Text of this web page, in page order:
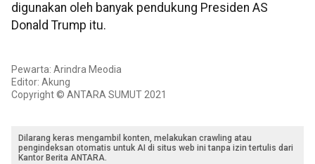
digunakan oleh banyak pendukung Presiden AS
Donald Trump itu.
Pewarta: Arindra Meodia
Editor: Akung
Copyright © ANTARA SUMUT 2021
Dilarang keras mengambil konten, melakukan crawling atau
pengindeksan otomatis untuk AI di situs web ini tanpa izin tertulis dari
Kantor Berita ANTARA.